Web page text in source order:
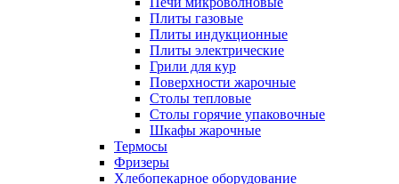
Плиты газовые
Плиты индукционные
Плиты электрические
Грили для кур
Поверхности жарочные
Столы тепловые
Столы горячие упаковочные
Шкафы жарочные
Термосы
Фризеры
Хлебопекарное оборудование